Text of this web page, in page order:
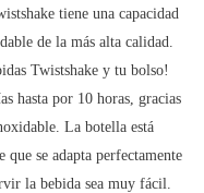
tiene una capacidad
de la más alta calidad.
Twistshake y tu bolso!
hasta por 10 horas, gracias
La botella está
que se adapta perfectamente
la bebida sea muy fácil.